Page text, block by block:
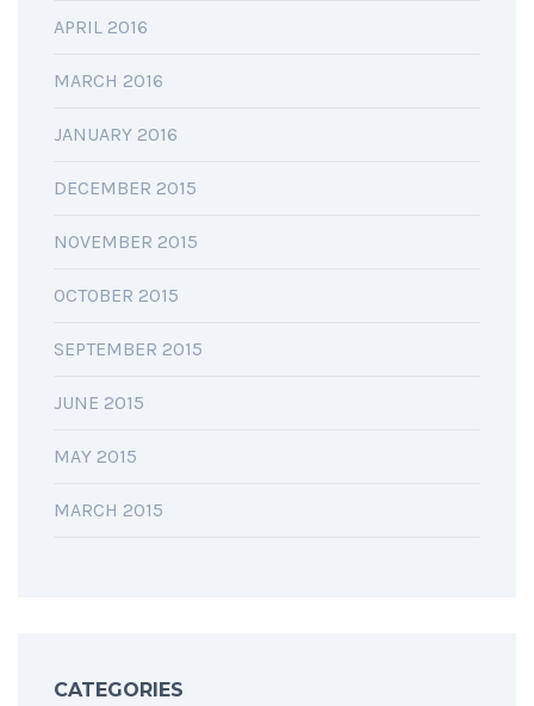
APRIL 2016
MARCH 2016
JANUARY 2016
DECEMBER 2015
NOVEMBER 2015
OCTOBER 2015
SEPTEMBER 2015
JUNE 2015
MAY 2015
MARCH 2015
CATEGORIES